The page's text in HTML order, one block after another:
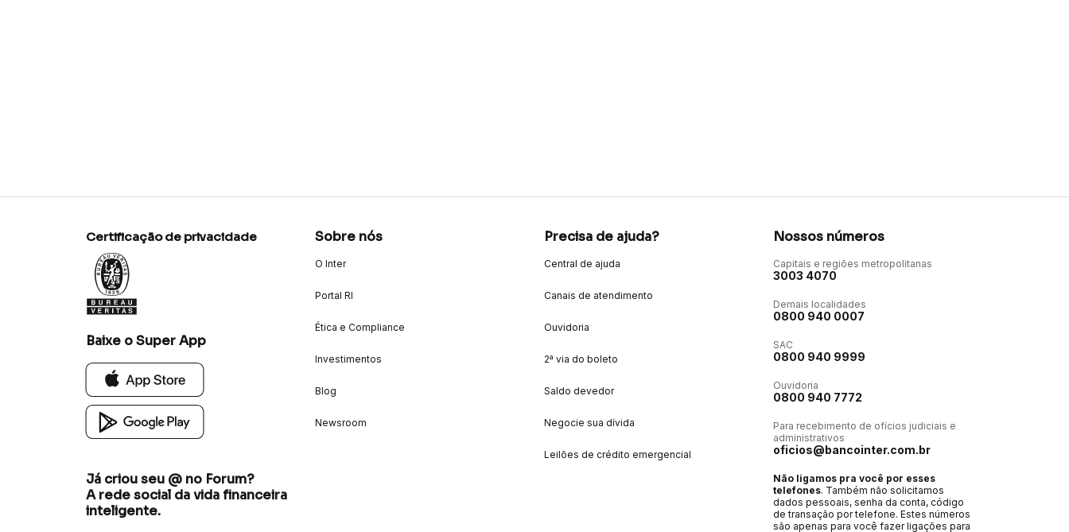
Certificação de privacidade
Baixe o Super App
Já criou seu @ no Forum?
A rede social da vida financeira
inteligente.
Sobre nós
O Inter
Portal RI
Ética e Compliance
Investimentos
Blog
Newsroom
Precisa de ajuda?
Central de ajuda
Canais de atendimento
Ouvidoria
2ª via do boleto
Saldo devedor
Negocie sua dívida
Leilões de crédito emergencial
Nossos números
Capitais e regiões metropolitanas
3003 4070
Demais localidades
0800 940 0007
SAC
0800 940 9999
Ouvidoria
0800 940 7772
Para recebimento de ofícios judiciais e
administrativos
oficios@bancointer.com.br
Não ligamos pra você por esses
telefones. Também não solicitamos
dados pessoais, senha da conta, código
de transação por telefone. Estes números
são apenas para você fazer ligações para